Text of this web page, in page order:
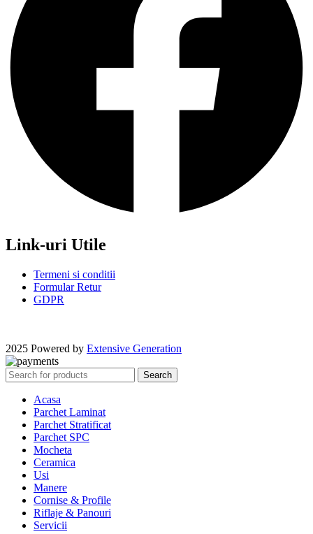
Link-uri Utile
Termeni si conditii
Formular Retur
GDPR
2025 Powered by Extensive Generation
Search
Acasa
Parchet Laminat
Parchet Stratificat
Parchet SPC
Mocheta
Ceramica
Usi
Manere
Cornise & Profile
Riflaje & Panouri
Servicii